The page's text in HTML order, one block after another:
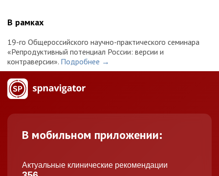
В рамках
19-го Общероссийского научно-практического семинара
«Репродуктивный потенциал России: версии и
контраверсии». Подробнее →
В мобильном приложении:
Актуальные клинические рекомендации